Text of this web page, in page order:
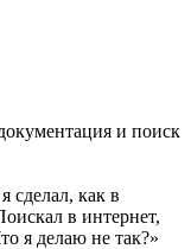
и поиск
сделал, как в
в интернет,
я делаю не так?»